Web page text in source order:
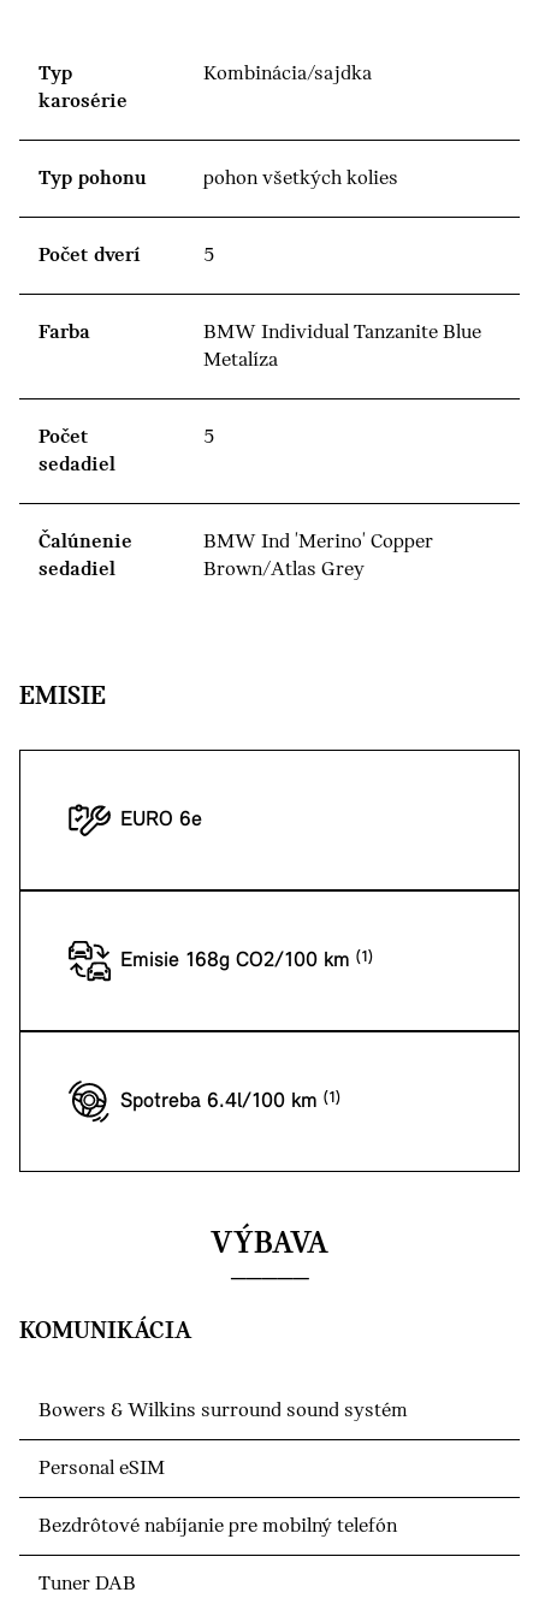
Typ
karosérie
Kombinácia/sajdka
Typ pohonu pohon všetkých kolies
Počet dverí 5
Farba
BMW Individual Tanzanite Blue
Metalíza
Počet
sedadiel
5
Čalúnenie
sedadiel
BMW Ind 'Merino' Copper
Brown/Atlas Grey
EMISIE
EURO 6e
Emisie 168g CO2/100 km
Spotreba 6.4l/100 km
VÝBAVA
KOMUNIKÁCIA
Bowers & Wilkins surround sound systém
Personal eSIM
Bezdrôtové nabíjanie pre mobilný telefón
Tuner DAB